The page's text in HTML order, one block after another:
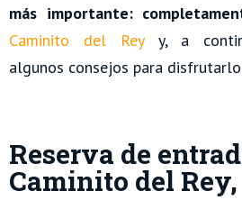
más importante:
Caminito del Reyy, a
algunos consejos para
Reserva de
Caminito del